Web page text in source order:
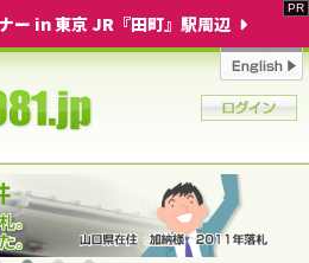
ー in 東京 JR『田町』駅周辺